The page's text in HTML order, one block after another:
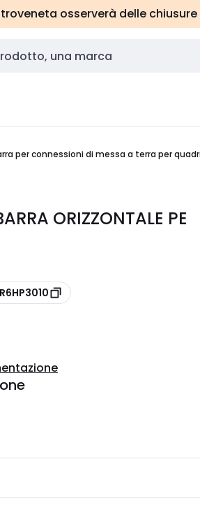
osserverà delle
per connessioni di messa a terra per
ORIZZONTALE PE